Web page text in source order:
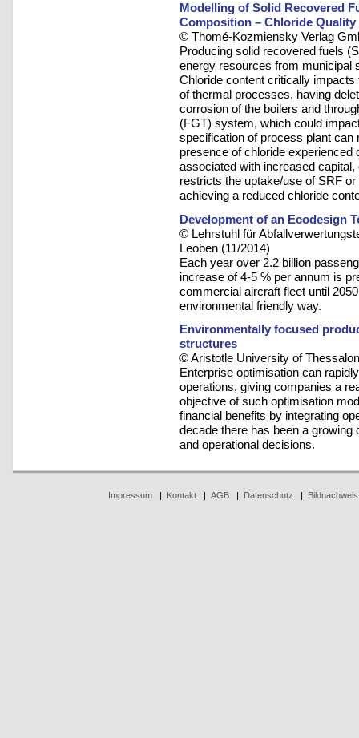
Modelling of Solid Recovered
Composition – Chloride Quality
© Thomé-Kozmiensky Verlag
Producing solid recovered fuels
energy resources from municipal
Chloride content critically
of thermal processes, having
corrosion of the boilers and
(FGT) system, which could
specification of process plant
presence of chloride
associated with increased
restricts the uptake/use of SRF
achieving a reduced chloride
Development of an Ecodesign
© Lehrstuhl für
Leoben (11/2014)
Each year over 2.2 billion
increase of 4-5 % per annum is
commercial aircraft fleet until
environmental friendly way.
Environmentally focused
structures
© Aristotle University of
Enterprise optimisation can
operations, giving companies a
objective of such optimisation
financial benefits by integrating
decade there has been a
and operational decisions.
Impressum| Kontakt| AGB| Datenschutz Bildnachweis